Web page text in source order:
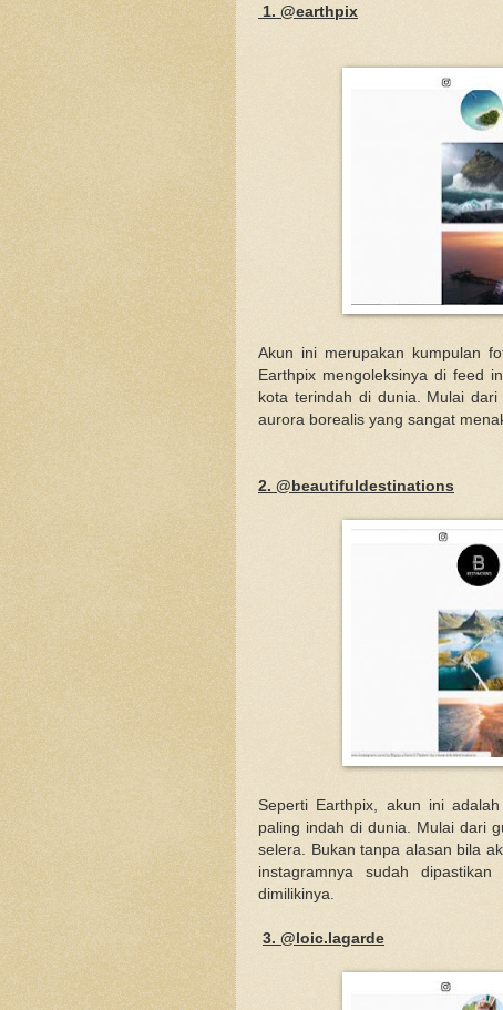
1. @earthpix
Akun ini merupakan kumpulan
Earthpix mengoleksinya di feed
kota terindah di dunia. Mulai
aurora borealis yang sangat
2. @beautifuldestinations
Seperti Earthpix, akun ini
paling indah di dunia. Mulai dari
selera. Bukan tanpa alasan bila
instagramnya sudah
dimilikinya.
3. @loic.lagarde